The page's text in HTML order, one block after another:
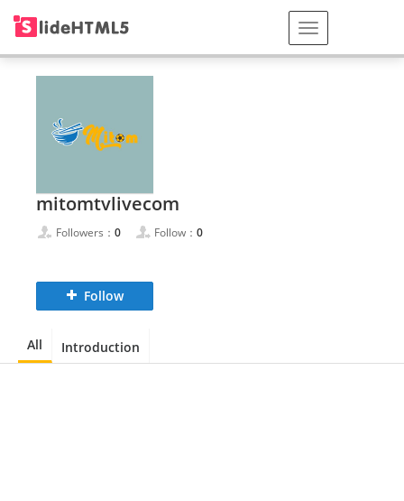
mitomtvlivecom
Followers： 0 Follow： 0
Follow
All Introduction